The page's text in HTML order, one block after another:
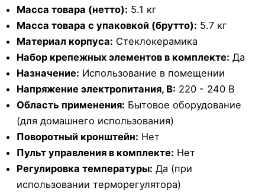
Масса товара (нетто): 5.1 кг
Масса товара с упаковкой (брутто): 5.7 кг
Материал корпуса: Стеклокерамика
Набор крепежных элементов в комплекте: Да
Назначение: Использование в помещении
Напряжение электропитания, В: 220 - 240 В
Область применения: Бытовое оборудование
(для домашнего использования)
Поворотный кронштейн: Нет
Пульт управления в комплекте: Нет
Регулировка температуры: Да (при
использовании терморегулятора)